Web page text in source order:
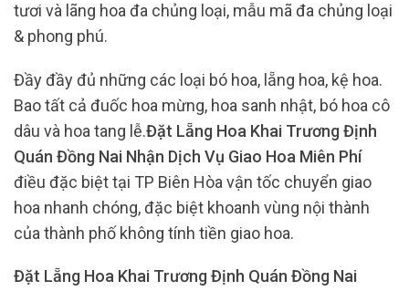
tươi và lãng hoa đa chủng loại, mẫu mã đa chủng loại
& phong phú.
Đầy đầy đủ những các loại bó hoa, lẵng hoa, kệ hoa.
Bao tất cả đuốc hoa mừng, hoa sanh nhật, bó hoa cô
dâu và hoa tang lễ.Đặt Lẵng Hoa Khai Trương Định
Quán Đồng Nai Nhận Dịch Vụ Giao Hoa Miên Phí
điều đặc biệt tại TP Biên Hòa vận tốc chuyển giao
hoa nhanh chóng, đặc biệt khoanh vùng nội thành
của thành phố không tính tiền giao hoa.
Đặt Lẵng Hoa Khai Trương Định Quán Đồng Nai